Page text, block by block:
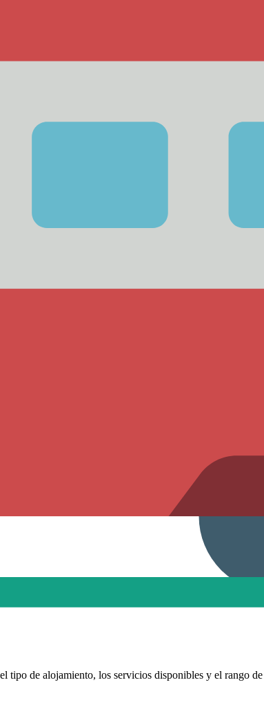
tipo de alojamiento, los servicios disponibles y el rango